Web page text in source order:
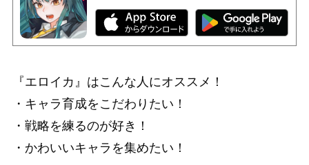
『エロイカ』はこんな人にオススメ！
・キャラ育成をこだわりたい！
・戦略を練るのが好き！
・かわいいキャラを集めたい！